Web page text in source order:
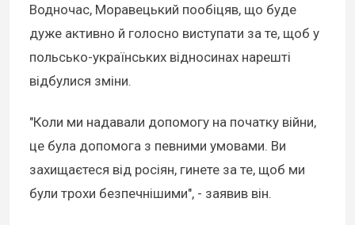
Водночас, Моравецький пообіцяв, що буде
дуже активно й голосно виступати за те, щоб у
польсько-українських відносинах нарешті
відбулися зміни.
"Коли ми надавали допомогу на початку війни,
це була допомога з певними умовами. Ви
захищаєтеся від росіян, гинете за те, щоб ми
були трохи безпечнішими", - заявив він.